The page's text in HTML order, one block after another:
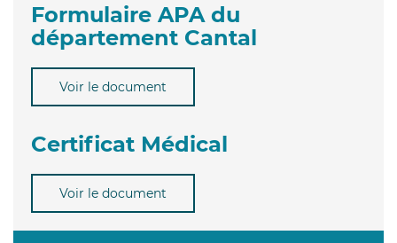
Formulaire APA du
département Cantal
Voir le document
Certificat Médical
Voir le document